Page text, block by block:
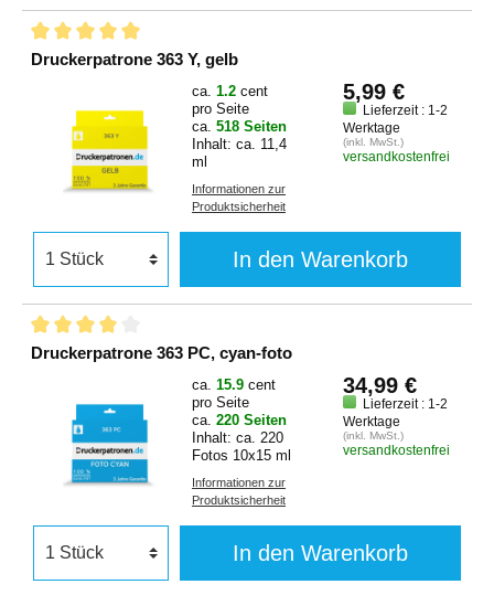
Druckerpatrone 363 Y, gelb
ca. 1.2 cent
pro Seite
ca. 518 Seiten
Inhalt: ca. 11,4
ml
Informationen zur
Produktsicherheit
5,99 €
Lieferzeit : 1-2
Werktage
(inkl. MwSt.)
versandkostenfrei
In den Warenkorb
Druckerpatrone 363 PC, cyan-foto
ca. 15.9 cent
pro Seite
ca. 220 Seiten
Inhalt: ca. 220
Fotos 10x15 ml
Informationen zur
Produktsicherheit
34,99 €
Lieferzeit : 1-2
Werktage
(inkl. MwSt.)
versandkostenfrei
In den Warenkorb